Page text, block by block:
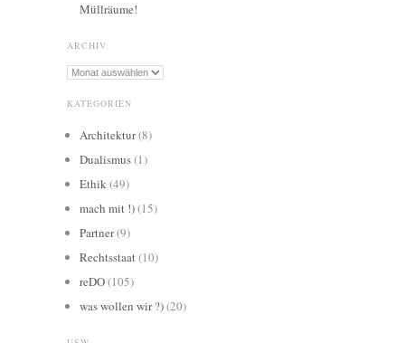
Müllräume!
ARCHIV:
Archiv:
KATEGORIEN
Architektur(8)
Dualismus(1)
Ethik(49)
mach mit !)(15)
Partner(9)
Rechtsstaat(10)
reDO(105)
was wollen wir ?)(20)